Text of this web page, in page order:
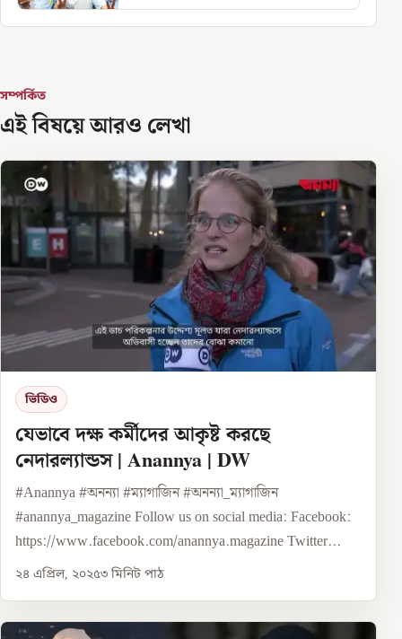
সম্পর্কিত
এই বিষয়ে আরও লেখা
ভিডিও
যেভাবে দক্ষ কর্মীদের আকৃষ্ট করছে
নেদারল্যান্ডস | Anannya | DW
#Anannya #অনন্যা #ম্যাগাজিন #অনন্যা_ম্যাগাজিন
#anannya_magazine Follow us on social media: Facebook:
https://www.facebook.com/anannya.magazine Twitter...
২৪ এপ্রিল, ২০২৫৩ মিনিট পাঠ